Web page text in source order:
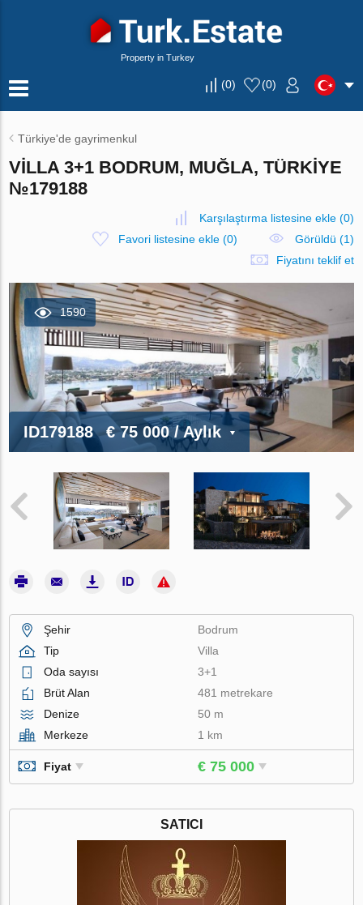
Property in Turkey
(0) (0)
Türkiye'de gayrimenkul
VILLA 3+1 BODRUM, MUĞLA, TÜRKIYE
№179188
Karşılaştırma listesine ekle(0)
Favori listesine ekle(0)
Görüldü (1)
Fiyatını teklif et
1590
ID179188 € 75 000/ Aylık
Şehir
Bodrum
Tip
Villa
Oda sayısı
3+1
Brüt Alan
481 metrekare
Denize
50 m
Merkeze
1 km
Fiyat € 75 000
SATICI